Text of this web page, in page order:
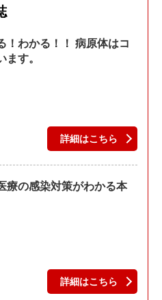
！わかる！！ 病原体はコ
ます。
詳細はこちら
療の感染対策がわかる本
詳細はこちら